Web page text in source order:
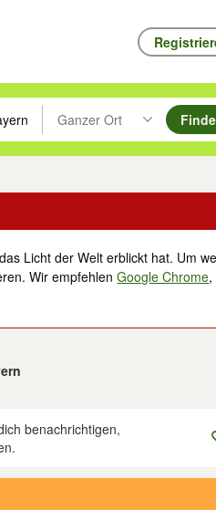
nach oben/unten
Eingabetaste drücken um zu
Ganzer Ort
Suche im Umkreis des
Licht der Welt erblickt hat. Um
Wir empfehlenGoogle Chrome,
benachrichtigen,